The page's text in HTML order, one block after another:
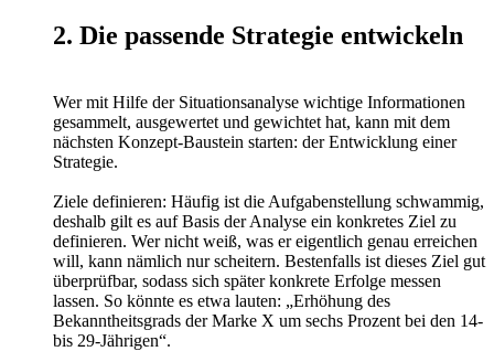
2. Die passende Strategie entwickeln
Wer mit Hilfe der Situationsanalyse wichtige Informationen
gesammelt, ausgewertet und gewichtet hat, kann mit dem
nächsten Konzept-Baustein starten: der Entwicklung einer
Strategie.
Ziele definieren: Häufig ist die Aufgabenstellung schwammig,
deshalb gilt es auf Basis der Analyse ein konkretes Ziel zu
definieren. Wer nicht weiß, was er eigentlich genau erreichen
will, kann nämlich nur scheitern. Bestenfalls ist dieses Ziel gut
überprüfbar, sodass sich später konkrete Erfolge messen
lassen. So könnte es etwa lauten: „Erhöhung des
Bekanntheitsgrads der Marke X um sechs Prozent bei den 14-
bis 29-Jährigen“.